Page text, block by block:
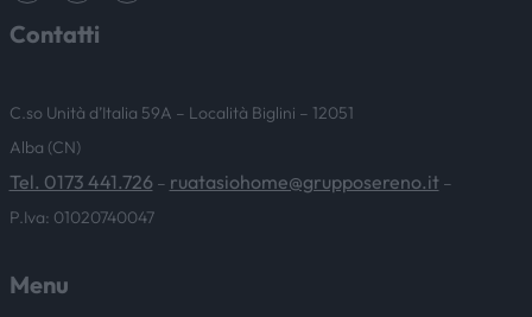
Contatti
C.so Unità d’Italia 59A – Località Biglini – 12051
Alba (CN)
Tel. 0173 441.726 – ruatasiohome@grupposereno.it –
P.Iva: 01020740047
Menu